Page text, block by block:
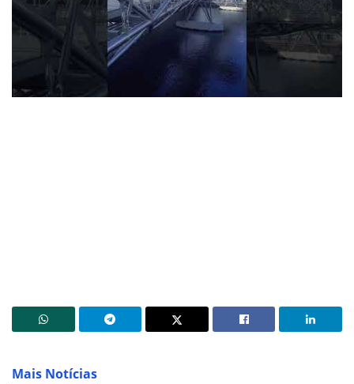
Mais Notícias